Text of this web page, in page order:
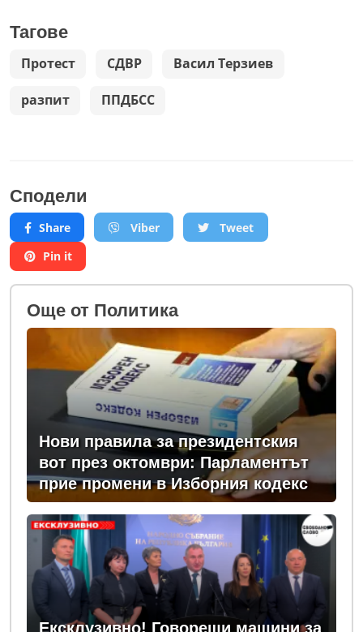
Тагове
Протест СДВР Васил Терзиев
разпит ППДБСС
Сподели
Share Viber
Tweet
Pin it
Oще от Политика
Нови правила за президентския
вот през октомври: Парламентът
прие промени в Изборния кодекс
Ексклузивно! Говорещи машини за